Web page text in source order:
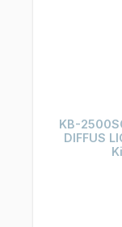
KB-
DIFFUS